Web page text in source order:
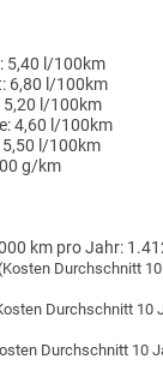
5,40 l/100km
6,80 l/100km
5,20 l/100km
4,60 l/100km
5,50 l/100km
g/km
km pro Jahr:
Durchschnitt
Durchschnitt 10
Durchschnitt 10